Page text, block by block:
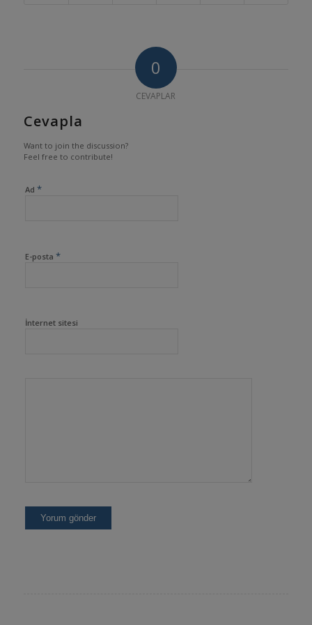
0
CEVAPLAR
Cevapla
Want to join the discussion?
Feel free to contribute!
Ad *
E-posta *
İnternet sitesi